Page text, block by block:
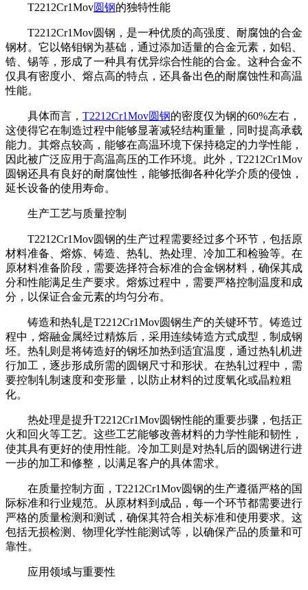
T2212Cr1Mov圆钢的独特性能
T2212Cr1Mov圆钢，是一种优质的高强度、耐腐蚀的合金
钢材。它以铬钼钢为基础，通过添加适量的合金元素，如铝、
锆、锡等，形成了一种具有优异综合性能的合金。这种合金不
仅具有密度小、熔点高的特点，还具备出色的耐腐蚀性和高温
性能。
具体而言， T2212Cr1Mov圆钢的密度仅为钢的60%左右，
这使得它在制造过程中能够显著减轻结构重量，同时提高承载
能力。其熔点较高，能够在高温环境下保持稳定的力学性能，
因此被广泛应用于高温高压的工作环境。此外，T2212Cr1Mov
圆钢还具有良好的耐腐蚀性，能够抵御各种化学介质的侵蚀，
延长设备的使用寿命。
生产工艺与质量控制
T2212Cr1Mov圆钢的生产过程需要经过多个环节，包括原
材料准备、熔炼、铸造、热轧、热处理、冷加工和检验等。在
原材料准备阶段，需要选择符合标准的合金钢材料，确保其成
分和性能满足生产要求。熔炼过程中，需要严格控制温度和成
分，以保证合金元素的均匀分布。
铸造和热轧是T2212Cr1Mov圆钢生产的关键环节。铸造过
程中，熔融金属经过精炼后，采用连续铸造方式成型，制成钢
坯。热轧则是将铸造好的钢坯加热到适宜温度，通过热轧机进
行加工，逐步形成所需的圆钢尺寸和形状。在热轧过程中，需
要控制轧制速度和变形量，以防止材料的过度氧化或晶粒粗
化。
热处理是提升T2212Cr1Mov圆钢性能的重要步骤，包括正
火和回火等工艺。这些工艺能够改善材料的力学性能和韧性，
使其具有更好的使用性能。冷加工则是对热轧后的圆钢进行进
一步的加工和修整，以满足客户的具体需求。
在质量控制方面，T2212Cr1Mov圆钢的生产遵循严格的国
际标准和行业规范。从原材料到成品，每一个环节都需要进行
严格的质量检测和测试，确保其符合相关标准和使用要求。这
包括无损检测、物理化学性能测试等，以确保产品的质量和可
靠性。
应用领域与重要性